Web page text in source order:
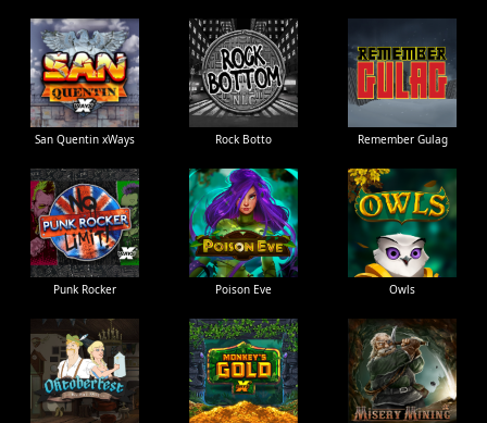
San Quentin xWays Rock Botto Remember Gulag
Punk Rocker Poison Eve Owls